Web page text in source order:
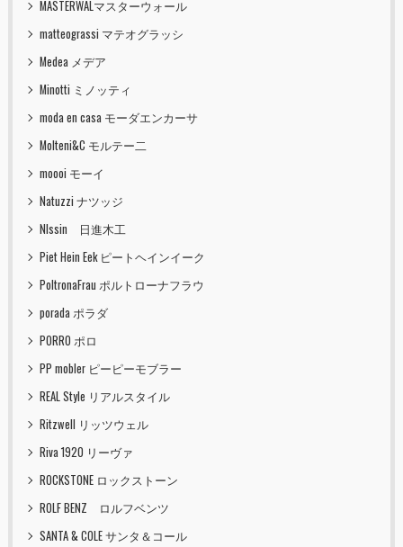
MASTERWALマスターウォール
matteograssi マテオグラッシ
Medea メデア
Minotti ミノッティ
moda en casa モーダエンカーサ
Molteni&C モルテー二
moooi モーイ
Natuzzi ナツッジ
NIssin 日進木工
Piet Hein Eek ピートヘインイーク
PoltronaFrau ポルトローナフラウ
porada ポラダ
PORRO ポロ
PP mobler ピーピーモブラー
REAL Style リアルスタイル
Ritzwell リッツウェル
Riva 1920 リーヴァ
ROCKSTONE ロックストーン
ROLF BENZ ロルフベンツ
SANTA & COLE サンタ＆コール